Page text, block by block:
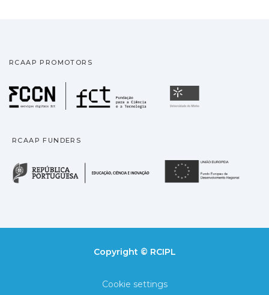
RCAAP PROMOTORS
Fundação para a
RCAAP FUNDERS
República Portuguesa
Copyright © RCIPL
Cookie settings